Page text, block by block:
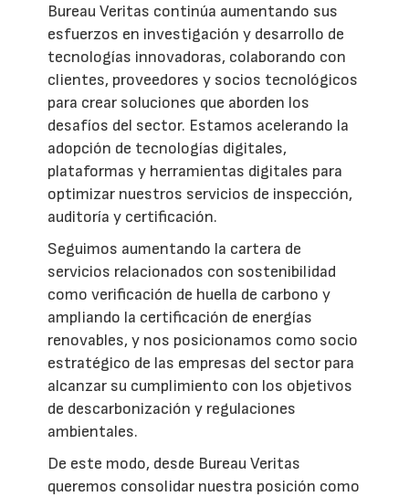
Bureau Veritas continúa aumentando sus
esfuerzos en investigación y desarrollo de
tecnologías innovadoras, colaborando con
clientes, proveedores y socios tecnológicos
para crear soluciones que aborden los
desafíos del sector. Estamos acelerando la
adopción de tecnologías digitales,
plataformas y herramientas digitales para
optimizar nuestros servicios de inspección,
auditoría y certificación.
Seguimos aumentando la cartera de
servicios relacionados con sostenibilidad
como verificación de huella de carbono y
ampliando la certificación de energías
renovables, y nos posicionamos como socio
estratégico de las empresas del sector para
alcanzar su cumplimiento con los objetivos
de descarbonización y regulaciones
ambientales.
De este modo, desde Bureau Veritas
queremos consolidar nuestra posición como